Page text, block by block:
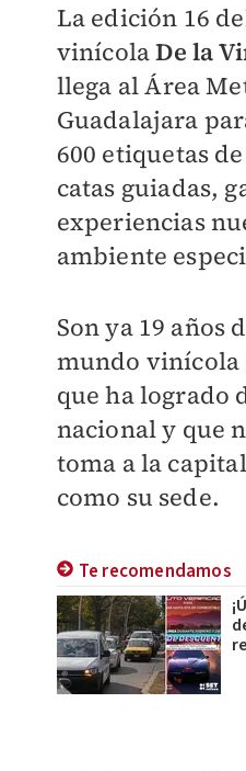
La edición 16
vinícolaDe la
llega al Área
Guadalajara
600 etiquetas
catas guiadas,
experiencias
ambiente
Son ya 19 años
mundo vinícola
que ha logrado
nacional y que
toma a la
como su sede.
Te recomendamos